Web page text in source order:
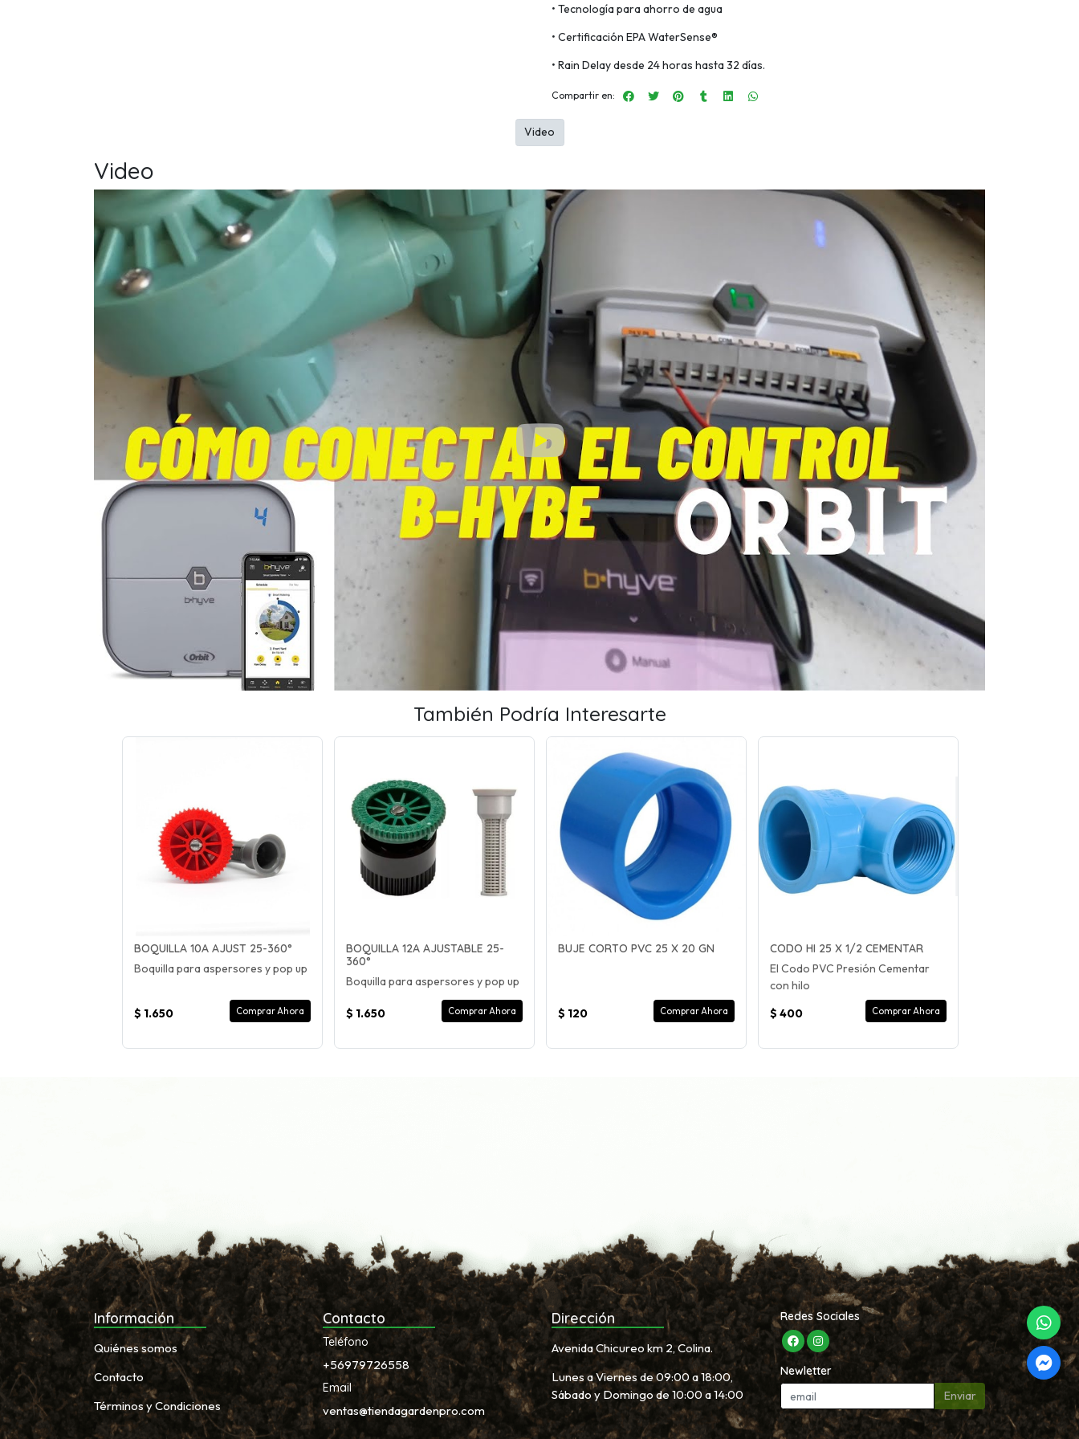
• Tecnología para ahorro de agua
• Certificación EPA WaterSense®
• Rain Delay desde 24 horas hasta 32 días.
Compartir en:
Video
Video
También Podría Interesarte
BOQUILLA 10A AJUST 25-360°
Boquilla para aspersores y pop up
$ 1.650 Comprar Ahora
BOQUILLA 12A AJUSTABLE 25-
360°
Boquilla para aspersores y pop up
$ 1.650 Comprar Ahora
BUJE CORTO PVC 25 X 20 GN
$ 120 Comprar Ahora
CODO HI 25 X 1/2 CEMENTAR
El Codo PVC Presión Cementar
con hilo
$ 400
Comprar Ahora
Información
Quiénes somos
Contacto
Términos y Condiciones
Contacto
Teléfono
+56979726558
Email
ventas@tiendagardenpro.com
Dirección
Avenida Chicureo km 2, Colina.
Lunes a Viernes de 09:00 a 18:00,
Sábado y Domingo de 10:00 a 14:00
Redes Sociales
Newletter
Enviar